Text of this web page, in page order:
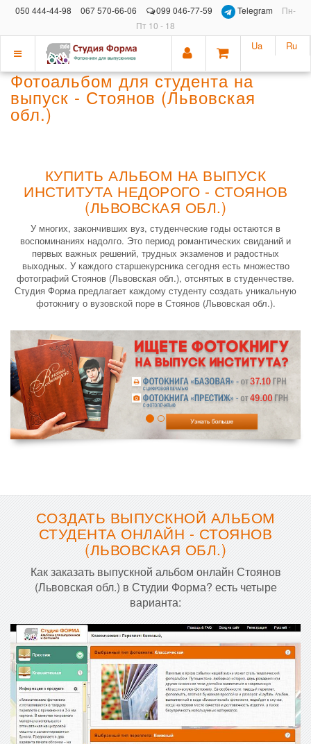
050 444-44-98 067 570-66-06 099 046-77-59 Telegram
Пн-
Пт 10 - 18
Показать
меню
Ua Ru
Фотоальбом для студента на
выпуск - Стоянов (Львовская
обл.)
КУПИТЬ АЛЬБОМ НА ВЫПУСК
ИНСТИТУТА НЕДОРОГО - СТОЯНОВ
(ЛЬВОВСКАЯ ОБЛ.)
У многих, закончивших вуз, студенческие годы остаются в
воспоминаниях надолго. Это период романтических свиданий и
первых важных решений, трудных экзаменов и радостных
выходных. У каждого старшекурсника сегодня есть множество
фотографий Стоянов (Львовская обл.), отснятых в студенчестве.
Студия Форма предлагает каждому студенту создать уникальную
фотокнигу о вузовской поре в Стоянов (Львовская обл.).
СОЗДАТЬ ВЫПУСКНОЙ АЛЬБОМ
СТУДЕНТА ОНЛАЙН - СТОЯНОВ
(ЛЬВОВСКАЯ ОБЛ.)
Как заказать выпускной альбом онлайн Стоянов
(Львовская обл.) в Студии Форма? есть четыре
варианта: